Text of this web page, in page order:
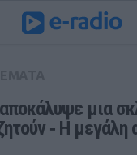
μια
‑ Η μεγάλη